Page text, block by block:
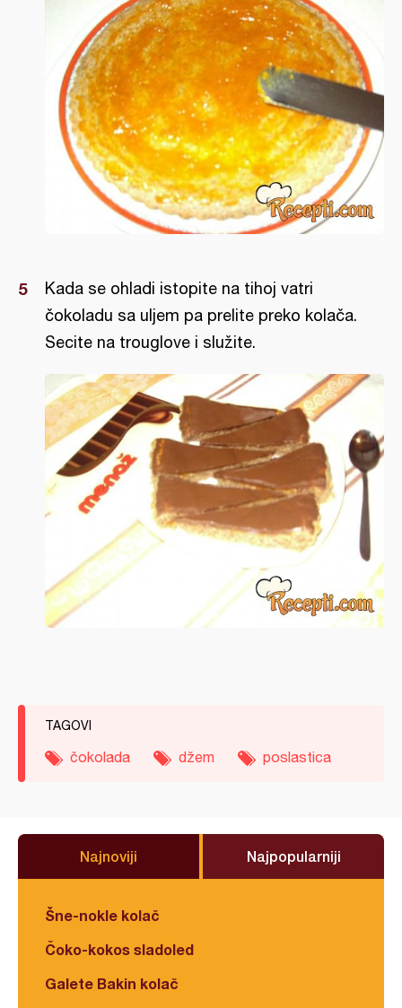
Kada se ohladi istopite na tihoj vatri
čokoladu sa uljem pa prelite preko kolača.
Secite na trouglove i služite.
TAGOVI
čokolada džem poslastica
Najnoviji Najpopularniji
Šne-nokle kolač
Čoko-kokos sladoled
Galete Bakin kolač